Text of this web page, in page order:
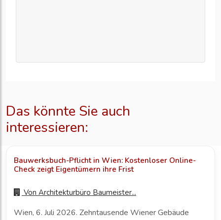
Das könnte Sie auch
interessieren:
Bauwerksbuch-Pflicht in Wien: Kostenloser Online-
Check zeigt Eigentümern ihre Frist
Von Architekturbüro Baumeister...
Wien, 6. Juli 2026. Zehntausende Wiener Gebäude